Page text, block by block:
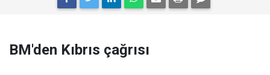
BM'den Kıbrıs çağrısı